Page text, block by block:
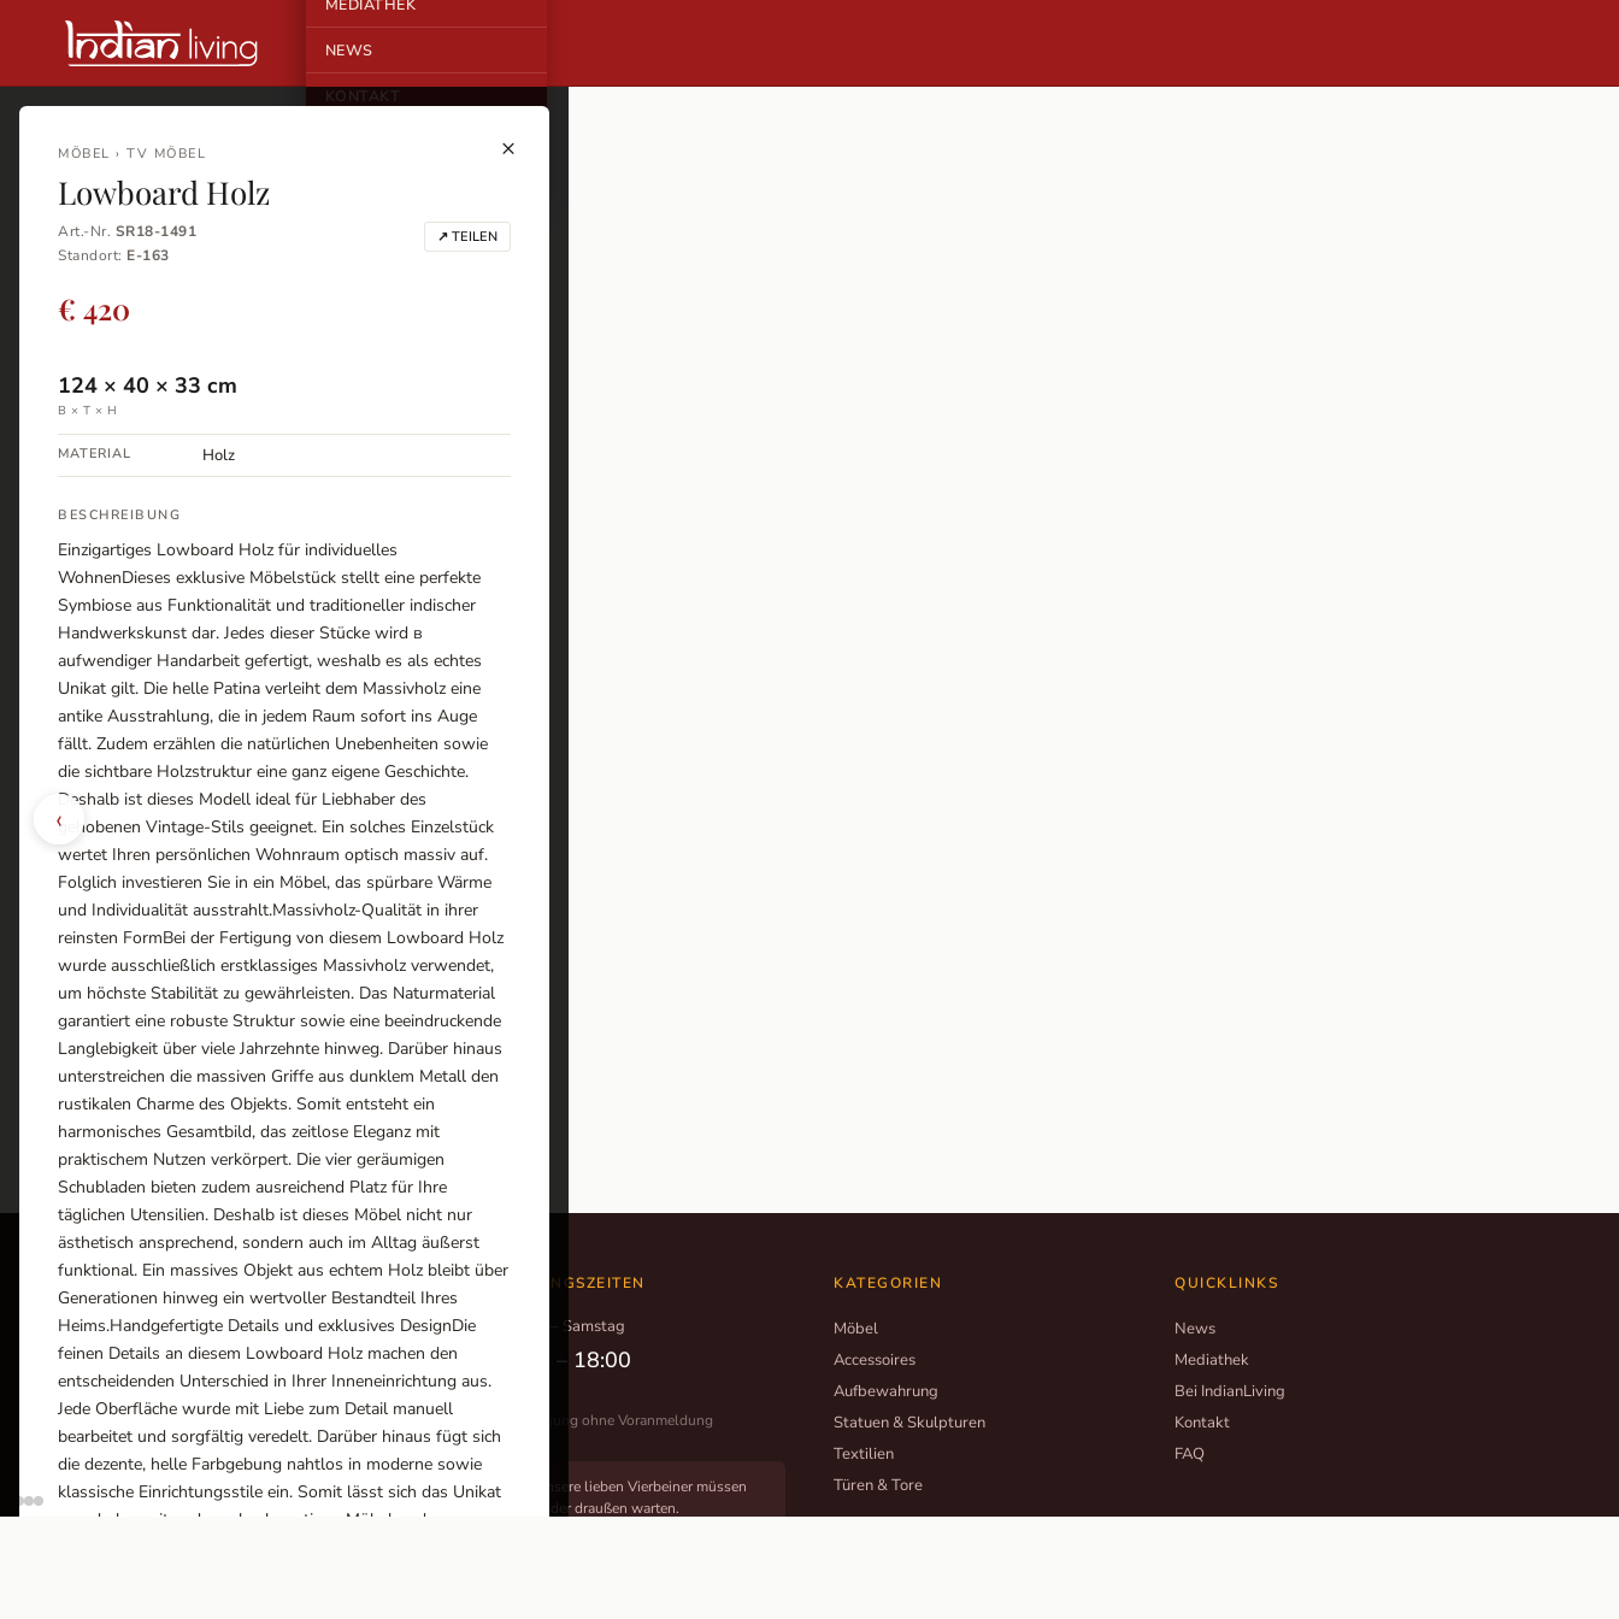
MEDIATHEK
NEWS
KONTAKT
×
‹
MÖBEL › TV MÖBEL
Lowboard Holz
Art.-Nr. SR18-1491
Standort: E-163
↗ TEILEN
€ 420
124 × 40 × 33 cm
B × T × H
MATERIAL Holz
BESCHREIBUNG
Einzigartiges Lowboard Holz für individuelles
WohnenDieses exklusive Möbelstück stellt eine perfekte
Symbiose aus Funktionalität und traditioneller indischer
Handwerkskunst dar. Jedes dieser Stücke wird в
aufwendiger Handarbeit gefertigt, weshalb es als echtes
Unikat gilt. Die helle Patina verleiht dem Massivholz eine
antike Ausstrahlung, die in jedem Raum sofort ins Auge
fällt. Zudem erzählen die natürlichen Unebenheiten sowie
die sichtbare Holzstruktur eine ganz eigene Geschichte.
Deshalb ist dieses Modell ideal für Liebhaber des
gehobenen Vintage-Stils geeignet. Ein solches Einzelstück
wertet Ihren persönlichen Wohnraum optisch massiv auf.
Folglich investieren Sie in ein Möbel, das spürbare Wärme
und Individualität ausstrahlt.Massivholz-Qualität in ihrer
reinsten FormBei der Fertigung von diesem Lowboard Holz
wurde ausschließlich erstklassiges Massivholz verwendet,
um höchste Stabilität zu gewährleisten. Das Naturmaterial
garantiert eine robuste Struktur sowie eine beeindruckende
Langlebigkeit über viele Jahrzehnte hinweg. Darüber hinaus
unterstreichen die massiven Griffe aus dunklem Metall den
rustikalen Charme des Objekts. Somit entsteht ein
harmonisches Gesamtbild, das zeitlose Eleganz mit
praktischem Nutzen verkörpert. Die vier geräumigen
Schubladen bieten zudem ausreichend Platz für Ihre
täglichen Utensilien. Deshalb ist dieses Möbel nicht nur
ästhetisch ansprechend, sondern auch im Alltag äußerst
funktional. Ein massives Objekt aus echtem Holz bleibt über
Generationen hinweg ein wertvoller Bestandteil Ihres
Heims.Handgefertigte Details und exklusives DesignDie
feinen Details an diesem Lowboard Holz machen den
entscheidenden Unterschied in Ihrer Inneneinrichtung aus.
Jede Oberfläche wurde mit Liebe zum Detail manuell
bearbeitet und sorgfältig veredelt. Darüber hinaus fügt sich
die dezente, helle Farbgebung nahtlos in moderne sowie
klassische Einrichtungsstile ein. Somit lässt sich das Unikat
wunderbar mit anderen hochwertigen Möbeln oder
Ausstellungsräume
Wiener Straße – Werkstraße 111
2700 Wiener Neustadt
In WinStage
ÖFFNUNGSZEITEN
Montag – Samstag
10:00 – 18:00
Besichtigung ohne Voranmeldung
Unsere lieben Vierbeiner müssen
leider draußen warten.
KATEGORIEN
Möbel
Accessoires
Aufbewahrung
Statuen & Skulpturen
Textilien
Türen & Tore
QUICKLINKS
News
Mediathek
Bei IndianLiving
Kontakt
FAQ